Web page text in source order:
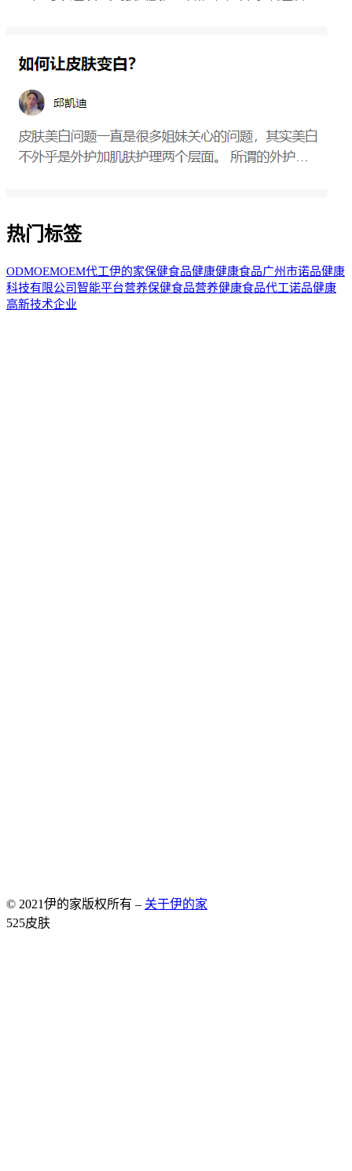
热门标签
ODMOEMOEM代工伊的家保健食品健康健康食品广州市诺品健康
科技有限公司智能平台营养保健食品营养健康食品代工诺品健康
高新技术企业
© 2021伊的家版权所有 – 关于伊的家
Allium Theme by
525皮肤